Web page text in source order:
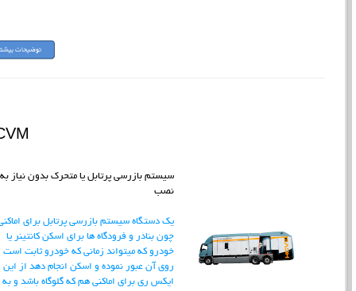
سیستم بازرسی پرتابل یا متحرک بدون نیاز به
نصب
یک دستگاه سیستم بازرسی پرتابل برای
چون بنادر و فرودگاه ها برای اسکن کانتینر یا
خودرو که میتواند زمانی که خودرو ثابت است
روی آن عبور نموده و اسکن انجام دهد از این
ایکس ری برای اماکنی هم که گلوگاه باشد و به